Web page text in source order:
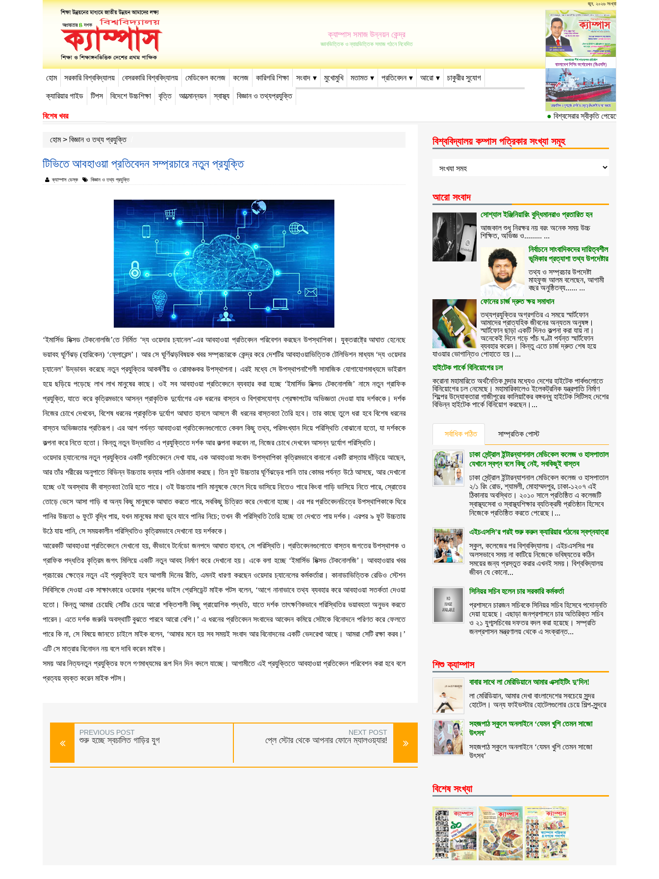
ক্যাম্পাস সমাজ উন্নয়ন কেন্দ্র
জ্ঞানভিত্তিক ও ন্যায়ভিত্তিক সমাজ গঠনে নিবেদিত
জুন, ২০২৬ সংখ্যা
হোম সরকারি বিশ্ববিদ্যালয় বেসরকারি বিশ্ববিদ্যালয় মেডিকেল কলেজ কলেজ কারিগরি শিক্ষা সংবাদ মুখোমুখি মতামত প্রতিবেদন আরো চাকুরীর সুযোগ
ক্যারিয়ার গাইড টিপস বিদেশে উচ্চশিক্ষা বৃত্তি আত্মোন্নয়ন স্বাস্থ্য বিজ্ঞান ও তথ্যপ্রযুক্তি
-->
বিশেষ খবর বিশ্বসেরার স্বীকৃতি পেয়েছে ঢাকা
হোম> বিজ্ঞান ও তথ্য প্রযুক্তি
টিভিতে আবহাওয়া প্রতিবেদন সম্প্রচারে নতুন প্রযুক্তি
ক্যাম্পাস ডেস্ক বিজ্ঞান ও তথ্য প্রযুক্তি
‘ইমার্সিভ মিক্সড টেকনোলজি’তে নির্মিত ‘দ্য ওয়েদার চ্যানেল’-এর আবহাওয়া প্রতিবেদন পরিবেশন করছেন উপস্থাপিকা। যুক্তরাষ্ট্রে আঘাত হেনেছে
ভয়াবহ ঘূর্ণিঝড় (হারিকেন) ‘ফ্লোরেন্স’। আর সে ঘূর্ণিঝড়বিষয়ক খবর সম্প্রচারকে কেন্দ্র করে দেশটির আবহাওয়াভিত্তিক টেলিভিশন মাধ্যম ‘দ্য ওয়েদার
চ্যানেল’ উদ্ভাবন করেছে নতুন প্রযুক্তির আকর্ষণীয় ও রোমাঞ্চকর উপস্থাপনা। এরই মধ্যে সে উপস্থাপনাশৈলী সামাজিক যোগাযোগমাধ্যমে ভাইরাল
হয়ে ছড়িয়ে পড়েছে লাখ লাখ মানুষের কাছে। ওই সব আবহাওয়া প্রতিবেদনে ব্যবহার করা হচ্ছে ‘ইমার্সিভ মিক্সড টেকনোলজি’ নামে নতুন গ্রাফিক
প্রযুক্তি, যাতে করে কৃত্রিমভাবে আসন্ন প্রাকৃতিক দুর্যোগের এক ধরনের বাস্তব ও বিশ্বাসযোগ্য প্রেক্ষাপটের অভিজ্ঞতা দেওয়া যায় দর্শককে। দর্শক
নিজের চোখে দেখবেন, বিশেষ ধরনের প্রাকৃতিক দুর্যোগ আঘাত হানলে আসলে কী ধরনের বাস্তবতা তৈরি হবে। তার কাছে তুলে ধরা হবে বিশেষ ধরনের
বাস্তব অভিজ্ঞতার প্রতিরূপ। এর আগ পর্যন্ত আবহাওয়া প্রতিবেদনগুলোতে কেবল কিছু তথ্য, পরিসংখ্যান দিয়ে পরিস্থিতি বোঝানো হতো, যা দর্শককে
কল্পনা করে নিতে হতো। কিন্তু নতুন উদ্ভাবিত এ প্রযুক্তিতে দর্শক আর কল্পনা করবেন না, নিজের চোখে দেখবেন আসন্ন দুর্যোগ পরিস্থিতি।
ওয়েদার চ্যানেলের নতুন প্রযুক্তির একটি প্রতিবেদনে দেখা যায়, এক আবহাওয়া সংবাদ উপস্থাপিকা কৃত্রিমভাবে বানানো একটি রাস্তায় দাঁড়িয়ে আছেন,
আর তাঁর শরীরের অনুপাতে বিভিন্ন উচ্চতায় বন্যার পানি ওঠানামা করছে। তিন ফুট উচ্চতার ঘূর্ণিঝড়ের পানি তার কোমর পর্যন্ত উঠে আসছে, আর দেখানো
হচ্ছে ওই অবস্থায় কী বাস্তবতা তৈরি হতে পারে। ওই উচ্চতার পানি মানুষকে ফেলে দিয়ে ভাসিয়ে নিতেও পারে কিংবা গাড়ি ভাসিয়ে নিতে পারে, স্রোতের
তোড়ে ভেসে আসা গাড়ি বা অন্য কিছু মানুষকে আঘাত করতে পারে, সবকিছু চিত্রিত করে দেখানো হচ্ছে। এর পর প্রতিবেদনচিত্রে উপস্থাপিকাকে ঘিরে
পানির উচ্চতা ৬ ফুটে বৃদ্ধি পায়, যখন মানুষের মাথা ডুবে যাবে পানির নিচে; তখন কী পরিস্থিতি তৈরি হচ্ছে তা দেখতে পায় দর্শক। এরপর ৯ ফুট উচ্চতায়
উঠে যায় পানি, সে সময়কালীন পরিস্থিতিও কৃত্রিমভাবে দেখানো হয় দর্শককে।
আরেকটি আবহাওয়া প্রতিবেদনে দেখানো হয়, কীভাবে টর্নেডো জনপদে আঘাত হানবে, সে পরিস্থিতি। প্রতিবেদনগুলোতে বাস্তব জগতের উপস্থাপক ও
গ্রাফিক পদ্ধতির কৃত্রিম জগৎ মিলিয়ে একটি নতুন আবহ নির্মাণ করে দেখানো হয়। একে বলা হচ্ছে ‘ইমার্সিভ মিক্সড টেকনোলজি’। আবহাওয়ার খবর
প্রচারের ক্ষেত্রে নতুন এই প্রযুক্তিই হবে আগামী দিনের রীতি, এমনই ধারণা করছেন ওয়েদার চ্যানেলের কর্মকর্তারা। কানাডাভিত্তিক রেডিও স্টেশন
সিবিসিকে দেওয়া এক সাক্ষাৎকারে ওয়েদার গ্রুপের ভাইস প্রেসিডেন্ট মাইক পটস বলেন, ‘আগে নানাভাবে তথ্য ব্যবহার করে আবহাওয়া সতর্কতা দেওয়া
হতো। কিন্তু আমরা চেয়েছি সেটির চেয়ে আরো শক্তিশালী কিছু প্রায়োগিক পদ্ধতি, যাতে দর্শক তাৎক্ষণিকভাবে পরিস্থিতির ভয়াবহতা অনুভব করতে
পারেন। এতে দর্শক জরুরি অবস্থাটি বুঝতে পারবে আরো বেশি।’ এ ধরনের প্রতিবেদন সংবাদের আবেদন কমিয়ে সেটাকে বিনোদনে পরিণত করে ফেলতে
পারে কি না, সে বিষয়ে জানতে চাইলে মাইক বলেন, ‘আমার মনে হয় সব সময়ই সংবাদ আর বিনোদনের একটি ভেদরেখা আছে। আমরা সেটি রক্ষা করব।’
এটি সে মাত্রার বিনোদন নয় বলে দাবি করেন মাইক।
সময় আর নিত্যনতুন প্রযুক্তির ফলে গণমাধ্যমের রূপ দিন দিন বদলে যাচ্ছে। আগামীতে এই প্রযুক্তিতে আবহাওয়া প্রতিবেদন পরিবেশন করা হবে বলে
প্রত্যয় ব্যক্ত করেন মাইক পটস।
PREVIOUS POST
শুরু হচ্ছে স্বচালিত গাড়ির যুগ
NEXT POST
প্লে স্টোর থেকে আপনার ফোনে ম্যালওয়্যার!
বিশ্ববিদ্যালয় কম্পাস পত্রিকার সংখ্যা সমূহ
আরো সংবাদ
সোশ্যাল ইঞ্জিনিয়ারিং বুদ্ধিমানরাও প্রতারিত হন
আজকাল শুধু নিরক্ষর নয় বরং অনেক সময় উচ্চ
শিক্ষিত, অভিজ্ঞ ও......... ...
নির্বাচনে সাংবাদিকদের দায়িত্বশীল
ভূমিকার প্রত্যাশা তথ্য উপদেষ্টার
তথ্য ও সম্প্রচার উপদেষ্টা
মাহফুজ আলম বলেছেন, আগামী
বছর অনুষ্ঠিতব্য...... ...
ফোনের চার্জ দ্রুত ক্ষয় সমাধান
তথ্যপ্রযুক্তির অগ্রগতির এ সময়ে স্মার্টফোন
আমাদের প্রাত্যহিক জীবনের অন্যতম অনুষঙ্গ।
স্মার্টফোন ছাড়া একটি দিনও কল্পনা করা যায় না।
অনেকেই দিনে গড়ে পাঁচ ঘণ্টা পর্যন্ত স্মার্টফোন
ব্যবহার করেন। কিন্তু এতে চার্জ দ্রুত শেষ হয়ে
যাওয়ার ভোগান্তিও পোহাতে হয়।...
হাইটেক পার্কে বিনিয়োগের ঢল
করোনা মহামারিতে অর্থনৈতিক মন্দার মধ্যেও দেশের হাইটেক পার্কগুলোতে
বিনিয়োগের ঢল নেমেছে। মহামারিকালেও ইলেকট্রনিক যন্ত্রপাতি নির্মাণ
শিল্পের উদ্যোক্তারা গাজীপুরের কালিয়াকৈর বঙ্গবন্ধু হাইটেক সিটিসহ দেশের
বিভিন্ন হাইটেক পার্কে বিনিয়োগ করছেন।...
সর্বাধিক পঠিত সাম্প্রতিক পোস্ট
ঢাকা সেন্ট্রাল ইন্টারন্যাশনাল মেডিকেল কলেজ ও হাসপাতাল
যেখানে স্বপ্ন বলে কিছু নেই, সবকিছুই বাস্তব
ঢাকা সেন্ট্রাল ইন্টারন্যাশনাল মেডিকেল কলেজ ও হাসপাতাল
২/১ রিং রোড, শ্যামলী, মোহাম্মদপুর, ঢাকা-১২০৭ এই
ঠিকানায় অবস্থিত। ২০১০ সালে প্রতিষ্ঠিত এ কলেজটি
স্বাস্থ্যসেবা ও স্বাস্থ্যশিক্ষার ব্যতিক্রমী প্রতিষ্ঠান হিসেবে
নিজেকে প্রতিষ্ঠিত করতে পেরেছে।...
এইচএসসি’র পরই শুরু করুন ক্যারিয়ার গঠনের স্বপ্নযাত্রা
স্কুল, কলেজের পর বিশ্ববিদ্যালয়। এইচএসসির পর
অলসভাবে সময় না কাটিয়ে নিজেকে ভবিষ্যতের কঠিন
সময়ের জন্য প্রস্তুত করার এখনই সময়। বিশ্ববিদ্যালয়
জীবন যে কোনো...
সিনিয়র সচিব হলেন চার সরকারি কর্মকর্তা
প্রশাসনে চারজন সচিবকে সিনিয়র সচিব হিসেবে পদোন্নতি
দেয়া হয়েছে। এছাড়া জনপ্রশাসনে চার অতিরিক্ত সচিব
ও ২১ যুগ্মসচিবের দফতর বদল করা হয়েছে। সম্প্রতি
জনপ্রশাসন মন্ত্রণালয় থেকে এ সংক্রান্ত...
শিশু ক্যাম্পাস
বাবার সাথে লা মেরিডিয়ানে আমার এক্সাইটিং দু’দিন!
লা মেরিডিয়ান, আমার দেখা বাংলাদেশের সবচেয়ে সুন্দর
হোটেল। অন্য ফাইভস্টার হোটেলগুলোর চেয়ে শিল্প-সুন্দরে
সহজপাঠ স্কুলে অনলাইনে ‘যেমন খুশি তেমন সাজো
উৎসব’
সহজপাঠ স্কুলে অনলাইনে ‘যেমন খুশি তেমন সাজো
উৎসব’
বিশেষ সংখ্যা